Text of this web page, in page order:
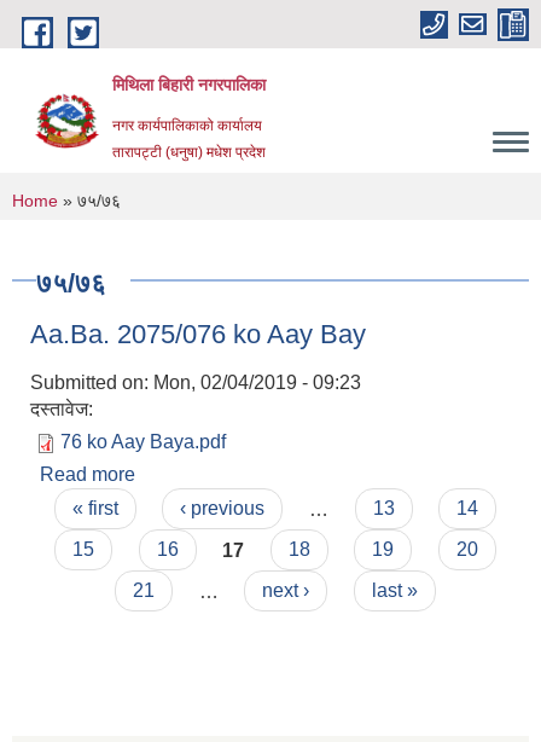
Skip to main content
मिथिला बिहारी नगरपालिका
नगर कार्यपालिकाको कार्यालय
तारापट्टी (धनुषा) मधेश प्रदेश
You are here
Home » ७५/७६
७५/७६
Aa.Ba. 2075/076 ko Aay Bay
Submitted on: Mon, 02/04/2019 - 09:23
दस्तावेज:
76 ko Aay Baya.pdf
Read more
Pages
« first ‹ previous 13
14
15
16 17 18 19
20
21
next › last »